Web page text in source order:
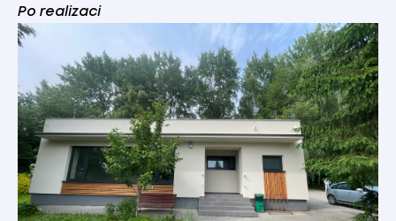
Po realizaci